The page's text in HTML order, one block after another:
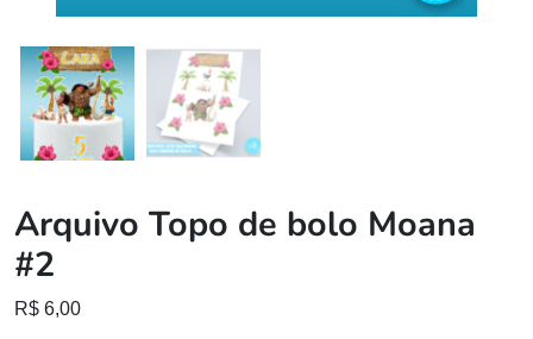
Arquivo Topo de bolo Moana
#2
R$ 6,00